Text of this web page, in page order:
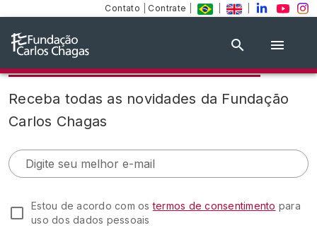
Contato Contrate
Assine nosso conteúdo
Receba todas as novidades da Fundação
Carlos Chagas
Digite seu melhor e-mail
Estou de acordo com ostermos de consentimento para
uso dos dados pessoais